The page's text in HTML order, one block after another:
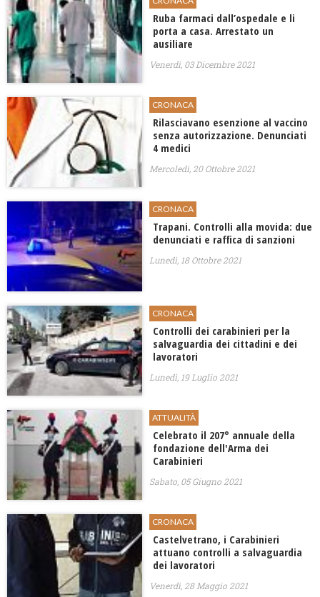
Ruba farmaci dall’ospedale e li
porta a casa. Arrestato un
ausiliare
Venerdì, 03 Dicembre 2021
CRONACA
Rilasciavano esenzione al vaccino
senza autorizzazione. Denunciati
4 medici
Mercoledì, 20 Ottobre 2021
CRONACA
Trapani. Controlli alla movida: due
denunciati e raffica di sanzioni
Lunedì, 18 Ottobre 2021
CRONACA
Controlli dei carabinieri per la
salvaguardia dei cittadini e dei
lavoratori
Lunedì, 19 Luglio 2021
ATTUALITÀ
Celebrato il 207° annuale della
fondazione dell'Arma dei
Carabinieri
Sabato, 05 Giugno 2021
CRONACA
Castelvetrano, i Carabinieri
attuano controlli a salvaguardia
dei lavoratori
Venerdì, 28 Maggio 2021